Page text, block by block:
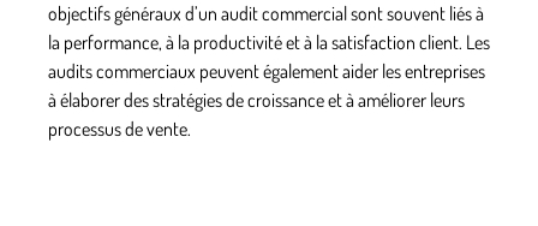
objectifs généraux d’un audit commercial sont souvent liés à
la performance, à la productivité et à la satisfaction client. Les
audits commerciaux peuvent également aider les entreprises
à élaborer desstratégies de croissanceet à améliorer leurs
processus de vente.